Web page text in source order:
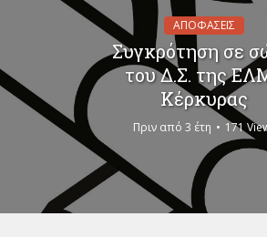
ΑΠΟΦΑΣΕΙΣ
Συγκρότηση σε
του Δ.Σ. της
Κέρκυρας
Πριν από 3 έτη 171